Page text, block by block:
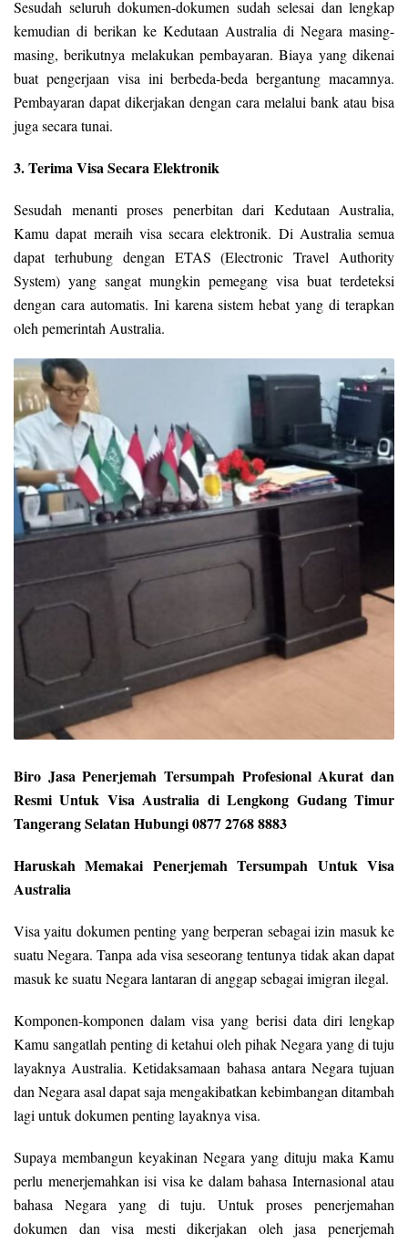
Sesudah seluruh dokumen-dokumen sudah selesai dan lengkap
kemudian di berikan ke Kedutaan Australia di Negara masing-
masing, berikutnya melakukan pembayaran. Biaya yang dikenai
buat pengerjaan visa ini berbeda-beda bergantung macamnya.
Pembayaran dapat dikerjakan dengan cara melalui bank atau bisa
juga secara tunai.
3. Terima Visa Secara Elektronik
Sesudah menanti proses penerbitan dari Kedutaan Australia,
Kamu dapat meraih visa secara elektronik. Di Australia semua
dapat terhubung dengan ETAS (Electronic Travel Authority
System) yang sangat mungkin pemegang visa buat terdeteksi
dengan cara automatis. Ini karena sistem hebat yang di terapkan
oleh pemerintah Australia.
Biro Jasa Penerjemah Tersumpah Profesional Akurat dan
Resmi Untuk Visa Australia di Lengkong Gudang Timur
Tangerang Selatan Hubungi 0877 2768 8883
Haruskah Memakai Penerjemah Tersumpah Untuk Visa
Australia
Visa yaitu dokumen penting yang berperan sebagai izin masuk ke
suatu Negara. Tanpa ada visa seseorang tentunya tidak akan dapat
masuk ke suatu Negara lantaran di anggap sebagai imigran ilegal.
Komponen-komponen dalam visa yang berisi data diri lengkap
Kamu sangatlah penting di ketahui oleh pihak Negara yang di tuju
layaknya Australia. Ketidaksamaan bahasa antara Negara tujuan
dan Negara asal dapat saja mengakibatkan kebimbangan ditambah
lagi untuk dokumen penting layaknya visa.
Supaya membangun keyakinan Negara yang dituju maka Kamu
perlu menerjemahkan isi visa ke dalam bahasa Internasional atau
bahasa Negara yang di tuju. Untuk proses penerjemahan
dokumen dan visa mesti dikerjakan oleh jasa penerjemah